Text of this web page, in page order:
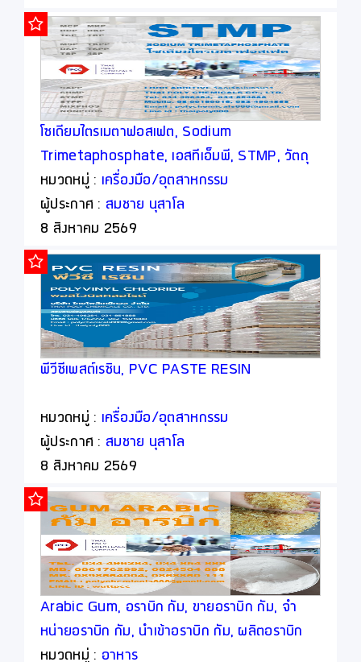
โซเดียมไตรเมตาฟอสเฟต, Sodium
Trimetaphosphate, เอสทีเอ็มพี, STMP, วัตถุ
เจือปนอาหาร, Food Additive
หมวดหมู่ : เครื่องมือ/อุตสาหกรรม
ผู้ประกาศ : สมชาย นุสาโล
8 สิงหาคม 2569
พีวีซีเพสต์เรซิน, PVC PASTE RESIN
หมวดหมู่ : เครื่องมือ/อุตสาหกรรม
ผู้ประกาศ : สมชาย นุสาโล
8 สิงหาคม 2569
Arabic Gum, อราบิก กัม, ขายอราบิก กัม, จำ
หน่ายอราบิก กัม, นำเข้าอราบิก กัม, ผลิตอราบิก
กัม
หมวดหมู่ : อาหาร